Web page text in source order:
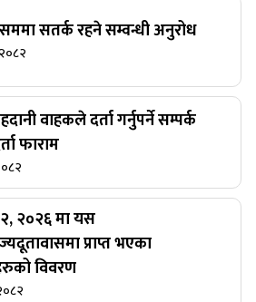
सतर्क रहने सम्वन्धी अनुरोध
वाहकले दर्ता गर्नुपर्ने सम्पर्क
फाराम
२०२६ मा यस
प्राप्त भएका
विवरण